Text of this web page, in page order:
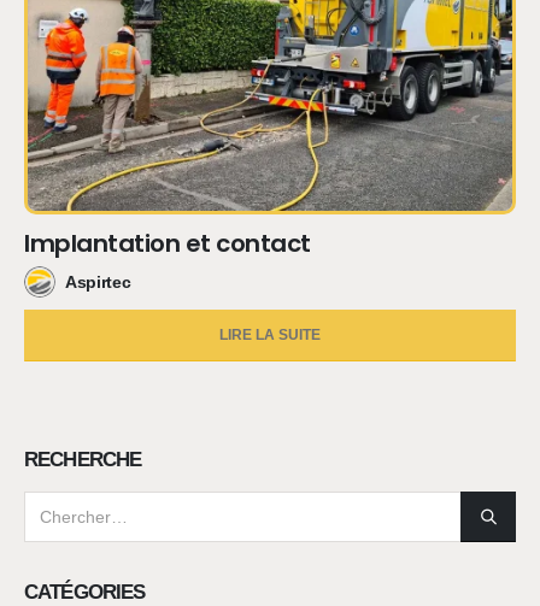
Implantation et contact
Aspirtec
LIRE LA SUITE
RECHERCHE
CATÉGORIES